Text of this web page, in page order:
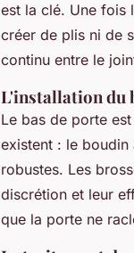
est la clé. Une fois
créer de plis ni de
continu entre le
L'installation du
Le bas de porte
existent : le boudin
robustes. Les
discrétion et leur
que la porte ne